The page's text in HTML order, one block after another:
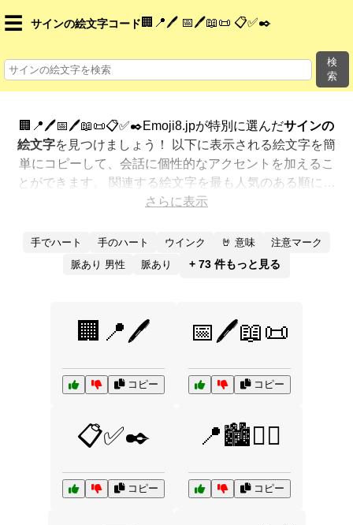
☰ サインの絵文字コード 🏢📍🖊️ 📅🖊️📖📜 📋✅✒️
検
索
🏢📍🖊️📅🖊️📖📜📋✅✒️Emoji8.jpが特別に選んだサインの
絵文字を見つけましょう！ 以下に表示される絵文字を簡
単にコピーして、会話に個性的なアクセントを加えるこ
とができます。 関連する絵文字を最も人気のある順に表
示しました。さらに多くのオプションが欲しいですか？
で表現する方法を見つけましょう。
さらに表示
手でハート 手のハート ウインク 🤘 意味
注意マーク
脈あり 男性
脈あり + 73 件もっと見る
🏢📍🖊️
コピー
📅🖊️📖📜
コピー
📋✅✒️
コピー
📍🏙️🚶‍♀️
コピー